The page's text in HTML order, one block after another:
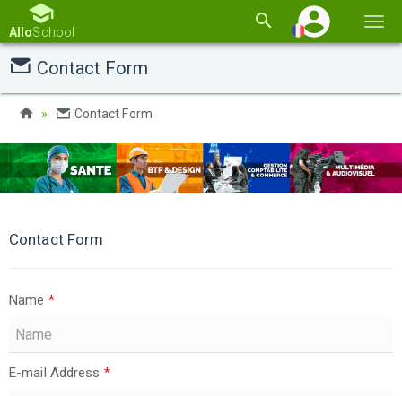
la
AlloSchool
Contact Form
Contact Form
Contact Form
Name *
E-mail Address *